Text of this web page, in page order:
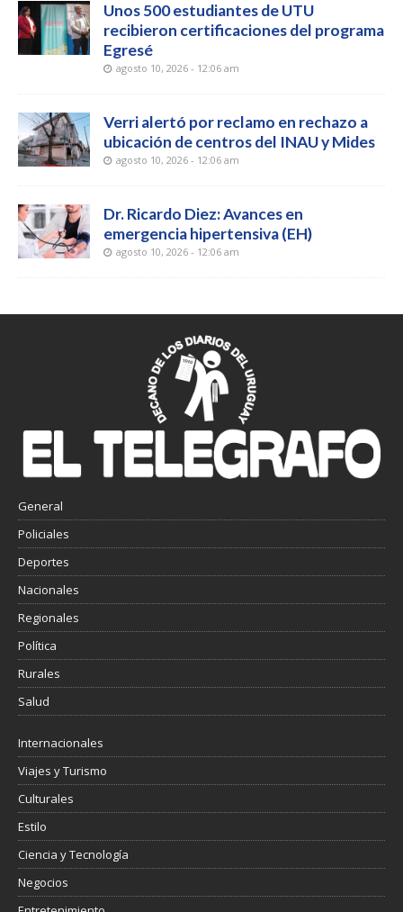
Unos 500 estudiantes de UTU
recibieron certificaciones del programa
Egresé
agosto 10, 2026 - 12:06 am
Verri alertó por reclamo en rechazo a
ubicación de centros del INAU y Mides
agosto 10, 2026 - 12:06 am
Dr. Ricardo Diez: Avances en
emergencia hipertensiva (EH)
agosto 10, 2026 - 12:06 am
General
Policiales
Deportes
Nacionales
Regionales
Política
Rurales
Salud
Internacionales
Viajes y Turismo
Culturales
Estilo
Ciencia y Tecnología
Negocios